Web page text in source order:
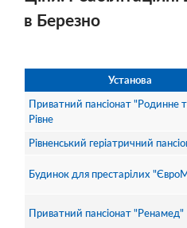
в Березно
Установа
Приватний пансіонат "Родинне
Рівне
Рівненський геріатричний
Будинок для престарілих
Приватний пансіонат "Ренамед"